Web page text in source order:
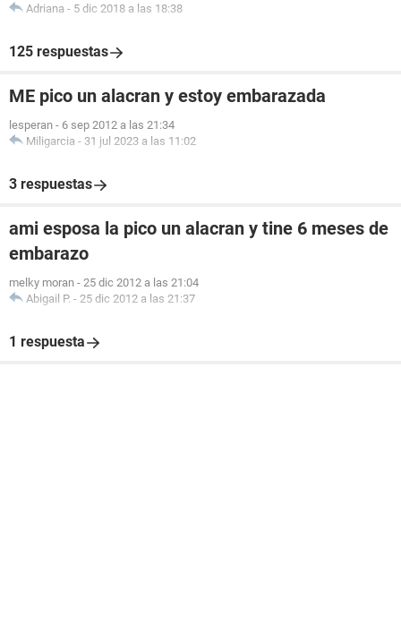
Adriana - 5 dic 2018 a las 18:38
125 respuestas
ME pico un alacran y estoy embarazada
lesperan - 6 sep 2012 a las 21:34
Miligarcia - 31 jul 2023 a las 11:02
3 respuestas
ami esposa la pico un alacran y tine 6 meses de
embarazo
melky moran - 25 dic 2012 a las 21:04
Abigail P. - 25 dic 2012 a las 21:37
1 respuesta